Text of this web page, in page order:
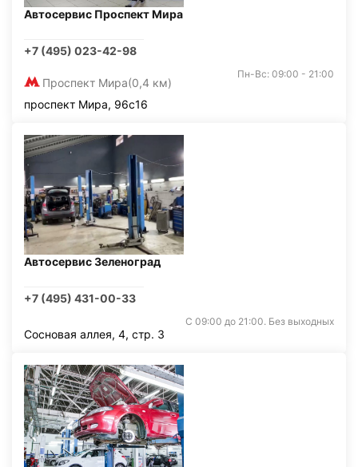
Автосервис Проспект Мира
+7 (495) 023-42-98
Проспект Мира(0,4 км)
Пн-Вс: 09:00 - 21:00
проспект Мира, 96с16
Автосервис Зеленоград
+7 (495) 431-00-33
С 09:00 до 21:00. Без выходных
Сосновая аллея, 4, стр. 3